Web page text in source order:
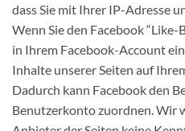
dass Sie mit Ihrer IP-Adresse
Wenn Sie den Facebook
in Ihrem Facebook-Account
Inhalte unserer Seiten auf
Dadurch kann Facebook den
Benutzerkonto zuordnen. Wir